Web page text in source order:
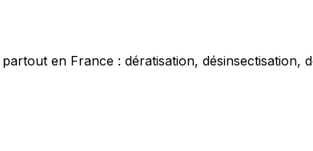
en France : dératisation,